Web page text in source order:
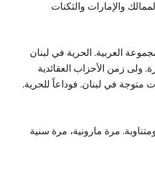
والإمارات والثكنات
العربية. الحرية في لبنان
ولى زمن الأحزاب العقائدية
متوجة في لبنان. فوداعاً للحرية.
مرة مارونية، مرة سنية